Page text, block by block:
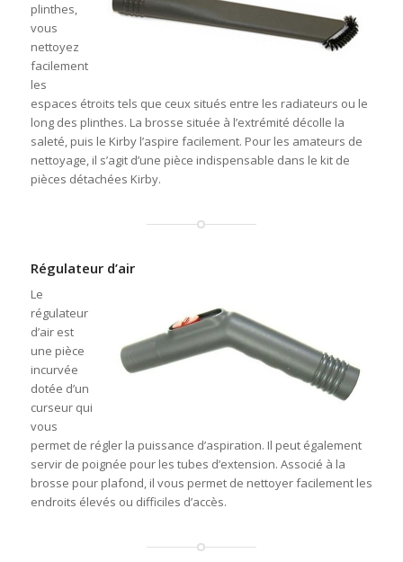
plinthes,
vous
nettoyez
facilement
les
espaces étroits tels que ceux situés entre les radiateurs ou le
long des plinthes. La brosse située à l’extrémité décolle la
saleté, puis le Kirby l’aspire facilement. Pour les amateurs de
nettoyage, il s’agit d’une pièce indispensable dans le kit de
pièces détachées Kirby.
Régulateur d’air
Le
régulateur
d’air est
une pièce
incurvée
dotée d’un
curseur qui
vous
permet de régler la puissance d’aspiration. Il peut également
servir de poignée pour les tubes d’extension. Associé à la
brosse pour plafond, il vous permet de nettoyer facilement les
endroits élevés ou difficiles d’accès.